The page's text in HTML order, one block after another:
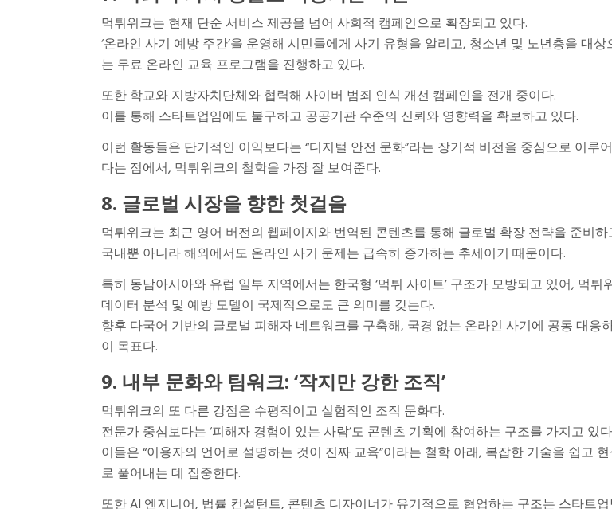
먹튀위크는 현재 단순 서비스 제공을 넘어 사회적 캠페인으로 확장되고 있다.
‘온라인 사기 예방 주간’을 운영해 시민들에게 사기 유형을 알리고, 청소년 및 노년층을 대상
는 무료 온라인 교육 프로그램을 진행하고 있다.
또한 학교와 지방자치단체와 협력해 사이버 범죄 인식 개선 캠페인을 전개 중이다.
이를 통해 스타트업임에도 불구하고 공공기관 수준의 신뢰와 영향력을 확보하고 있다.
이런 활동들은 단기적인 이익보다는 “디지털 안전 문화”라는 장기적 비전을 중심으로 이루
다는 점에서, 먹튀위크의 철학을 가장 잘 보여준다.
8. 글로벌 시장을 향한 첫걸음
먹튀위크는 최근 영어 버전의 웹페이지와 번역된 콘텐츠를 통해 글로벌 확장 전략을 준비하
국내뿐 아니라 해외에서도 온라인 사기 문제는 급속히 증가하는 추세이기 때문이다.
특히 동남아시아와 유럽 일부 지역에서는 한국형 ‘먹튀 사이트’ 구조가 모방되고 있어, 먹튀
데이터 분석 및 예방 모델이 국제적으로도 큰 의미를 갖는다.
향후 다국어 기반의 글로벌 피해자 네트워크를 구축해, 국경 없는 온라인 사기에 공동 대응
이 목표다.
9. 내부 문화와 팀워크: ‘작지만 강한 조직’
먹튀위크의 또 다른 강점은 수평적이고 실험적인 조직 문화다.
전문가 중심보다는 ‘피해자 경험이 있는 사람’도 콘텐츠 기획에 참여하는 구조를 가지고 있
이들은 “이용자의 언어로 설명하는 것이 진짜 교육”이라는 철학 아래, 복잡한 기술을 쉽고
로 풀어내는 데 집중한다.